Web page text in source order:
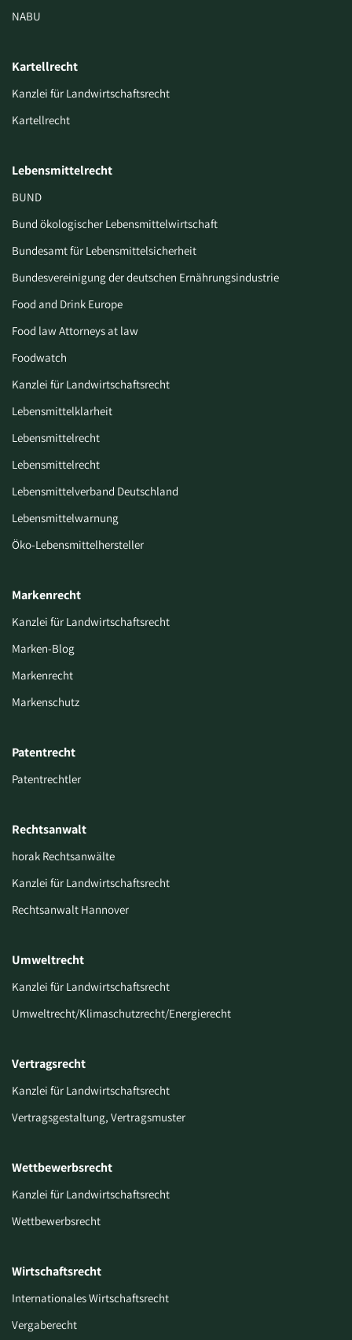
NABU
Kartellrecht
Kanzlei für Landwirtschaftsrecht
Kartellrecht
Lebensmittelrecht
BUND
Bund ökologischer Lebensmittelwirtschaft
Bundesamt für Lebensmittelsicherheit
Bundesvereinigung der deutschen Ernährungsindustrie
Food and Drink Europe
Food law Attorneys at law
Foodwatch
Kanzlei für Landwirtschaftsrecht
Lebensmittelklarheit
Lebensmittelrecht
Lebensmittelrecht
Lebensmittelverband Deutschland
Lebensmittelwarnung
Öko-Lebensmittelhersteller
Markenrecht
Kanzlei für Landwirtschaftsrecht
Marken-Blog
Markenrecht
Markenschutz
Patentrecht
Patentrechtler
Rechtsanwalt
horak Rechtsanwälte
Kanzlei für Landwirtschaftsrecht
Rechtsanwalt Hannover
Umweltrecht
Kanzlei für Landwirtschaftsrecht
Umweltrecht/Klimaschutzrecht/Energierecht
Vertragsrecht
Kanzlei für Landwirtschaftsrecht
Vertragsgestaltung, Vertragsmuster
Wettbewerbsrecht
Kanzlei für Landwirtschaftsrecht
Wettbewerbsrecht
Wirtschaftsrecht
Internationales Wirtschaftsrecht
Vergaberecht